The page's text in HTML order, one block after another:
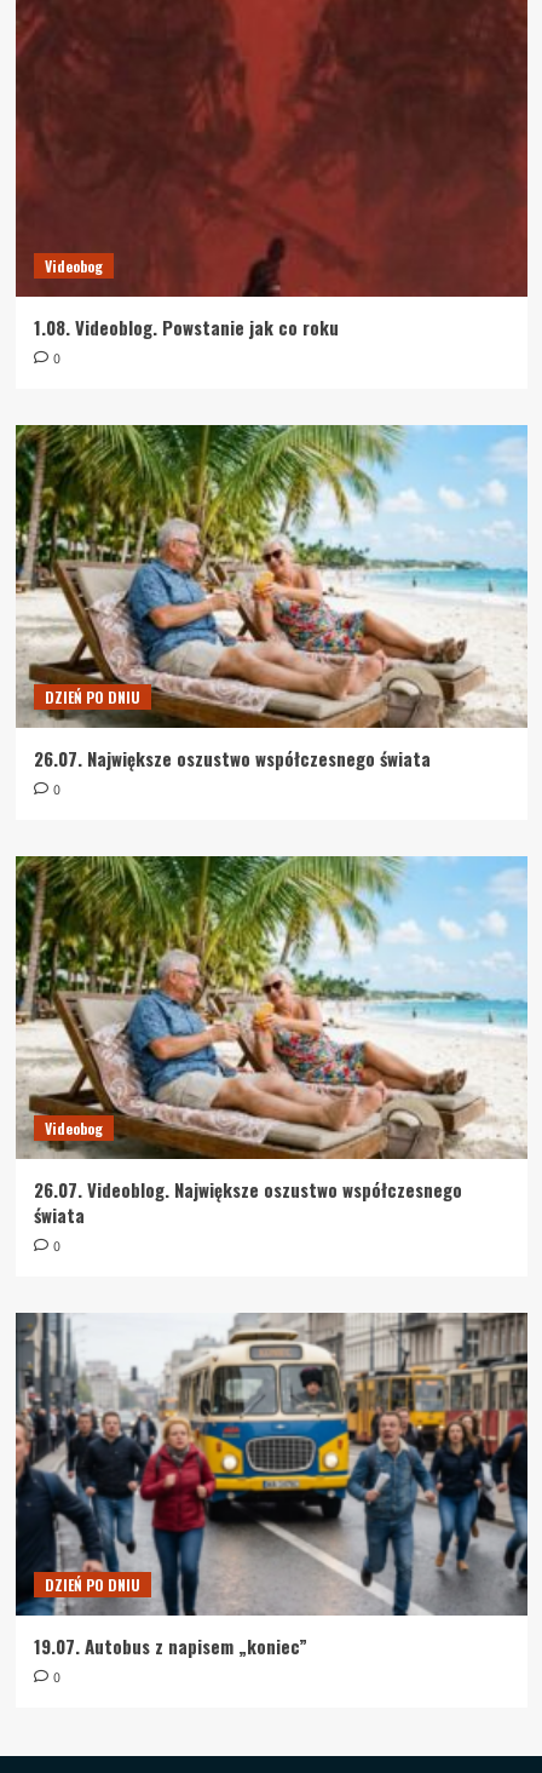
Videobog
1.08. Videoblog. Powstanie jak co roku
0
DZIEŃ PO DNIU
26.07. Największe oszustwo współczesnego świata
0
Videobog
26.07. Videoblog. Największe oszustwo współczesnego
świata
0
DZIEŃ PO DNIU
19.07. Autobus z napisem „koniec”
0